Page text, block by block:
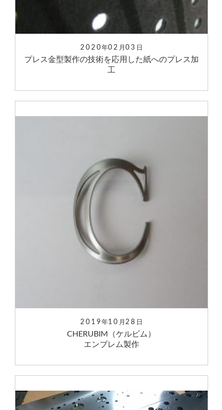
2020年02 月03 日
プレス金型製作の技術を応用した紙へのプレス加
工
2019年10 月 28 日
CHERUBIM（ケルビム）
エンブレム製作